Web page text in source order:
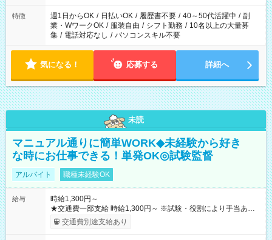
特徴 週1日からOK / 日払いOK / 履歴書不要 / 40～50代活躍中 / 副
業・WワークOK / 服装自由 / シフト勤務 / 10名以上の大量募
集 / 電話対応なし / パソコンスキル不要
気になる！ 応募する 詳細へ
未読
マニュアル通りに簡単WORK◆未経験から好き
な時にお仕事できる！単発OK◎試験監督
アルバイト 職種未経験OK
給与
時給1,300円～
★交通費一部支給 時給1,300円～ ※試験・役割により手当あり
※勤務回数により昇給あり 【即給（前払い）オプションあ
り！】 希望される場合、勤務から1週間ほどで給与の一部を受け
交通費別途支給あり